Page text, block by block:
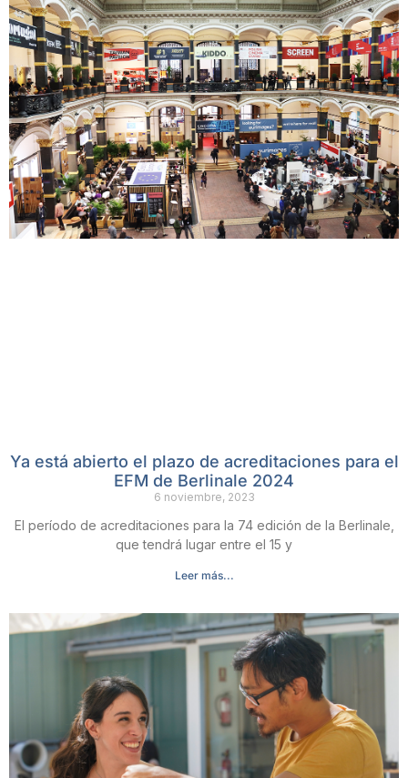
Ya está abierto el plazo de acreditaciones para el
EFM de Berlinale 2024
6 noviembre, 2023
El período de acreditaciones para la 74 edición de la Berlinale,
que tendrá lugar entre el 15 y
Leer más...